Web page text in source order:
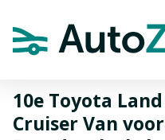
Paardenslachthuis De Kok BV
10e Toyota Land
Cruiser Van voor